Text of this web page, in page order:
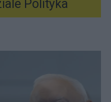
Polityka